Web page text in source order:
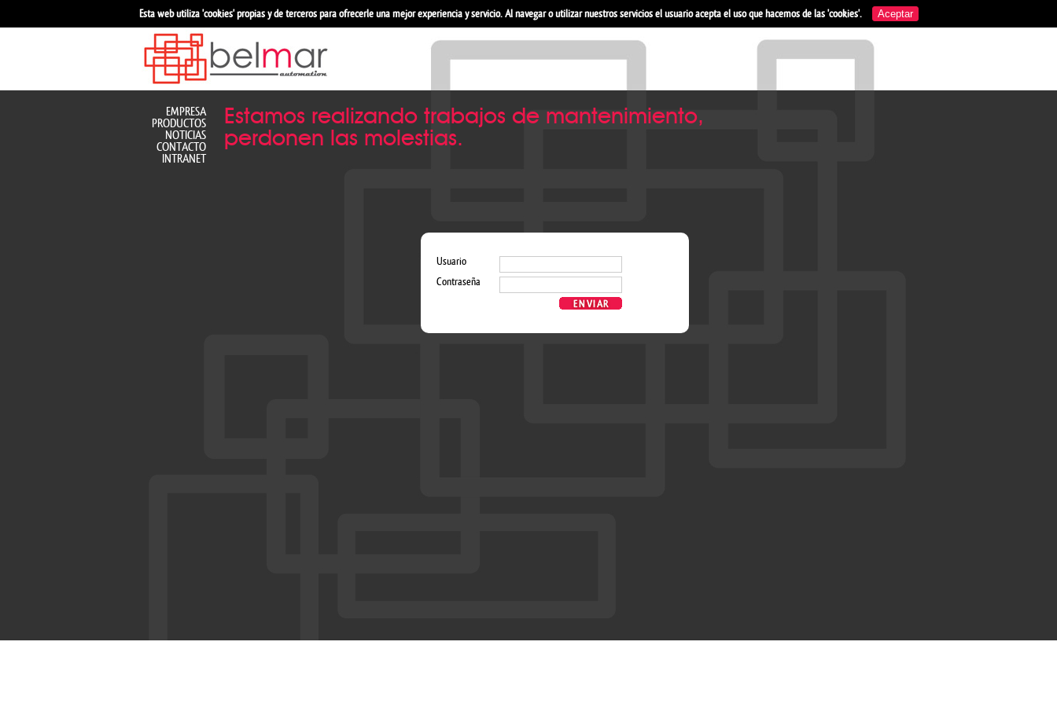
Esta web utiliza 'cookies' propias y de terceros para ofrecerle una mejor experiencia y servicio. Al navegar o utilizar nuestros servicios el usuario acepta el uso que hacemos de las 'cookies'.
EMPRESA
PRODUCTOS
NOTICIAS
CONTACTO
INTRANET
Estamos realizando trabajos de mantenimiento,
perdonen las molestias.
Usuario
Contraseña